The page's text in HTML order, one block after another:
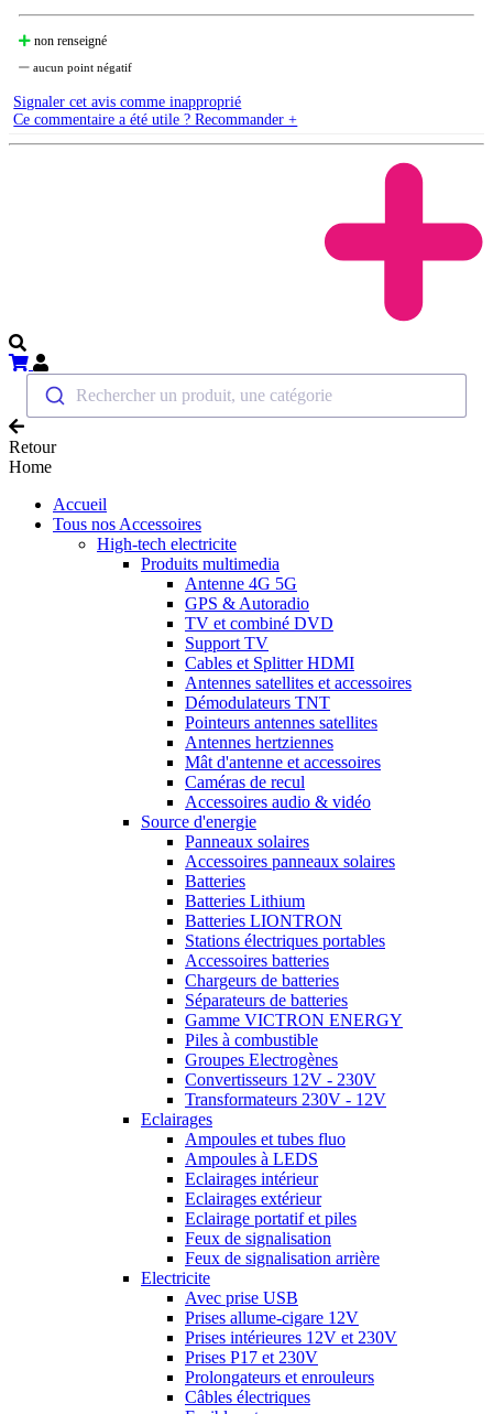
non renseigné
aucun point négatif
Signaler cet avis comme inapproprié
Ce commentaire a été utile ? Recommander +
Rechercher un produit, une catégorie
Retour
Home
Accueil
Tous nos Accessoires
High-tech electricite
Produits multimedia
Antenne 4G 5G
GPS & Autoradio
TV et combiné DVD
Support TV
Cables et Splitter HDMI
Antennes satellites et accessoires
Démodulateurs TNT
Pointeurs antennes satellites
Antennes hertziennes
Mât d'antenne et accessoires
Caméras de recul
Accessoires audio & vidéo
Source d'energie
Panneaux solaires
Accessoires panneaux solaires
Batteries
Batteries Lithium
Batteries LIONTRON
Stations électriques portables
Accessoires batteries
Chargeurs de batteries
Séparateurs de batteries
Gamme VICTRON ENERGY
Piles à combustible
Groupes Electrogènes
Convertisseurs 12V - 230V
Transformateurs 230V - 12V
Eclairages
Ampoules et tubes fluo
Ampoules à LEDS
Eclairages intérieur
Eclairages extérieur
Eclairage portatif et piles
Feux de signalisation
Feux de signalisation arrière
Electricite
Avec prise USB
Prises allume-cigare 12V
Prises intérieures 12V et 230V
Prises P17 et 230V
Prolongateurs et enrouleurs
Câbles électriques